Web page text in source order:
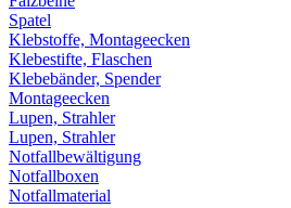
Spatel
Klebstoffe, Montageecken
Klebestifte, Flaschen
Klebebänder, Spender
Montageecken
Lupen, Strahler
Lupen, Strahler
Notfallbewältigung
Notfallboxen
Notfallmaterial